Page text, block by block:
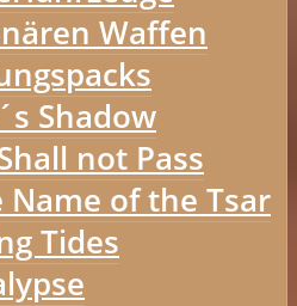
Waffen
Shadow
not Pass
Name of the Tsar
Tides